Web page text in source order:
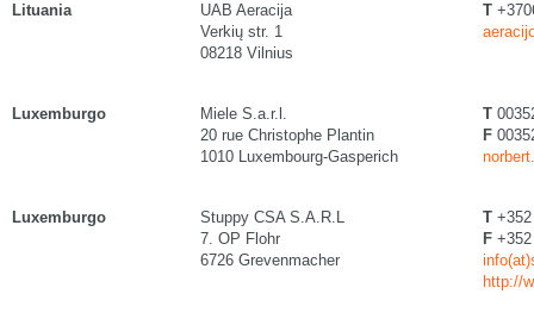
Lituania
UAB Aeracija
Verkių str. 1
08218 Vilnius
T
Luxemburgo
Miele S.a.r.l.
20 rue Christophe Plantin
1010 Luxembourg-Gasperich
T
F
Luxemburgo
Stuppy CSA S.A.R.L
7. OP Flohr
6726 Grevenmacher
T
F
http://